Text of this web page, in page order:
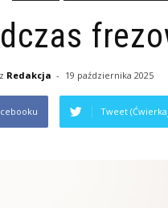
Redakcja - 19 października 2025
Tweet